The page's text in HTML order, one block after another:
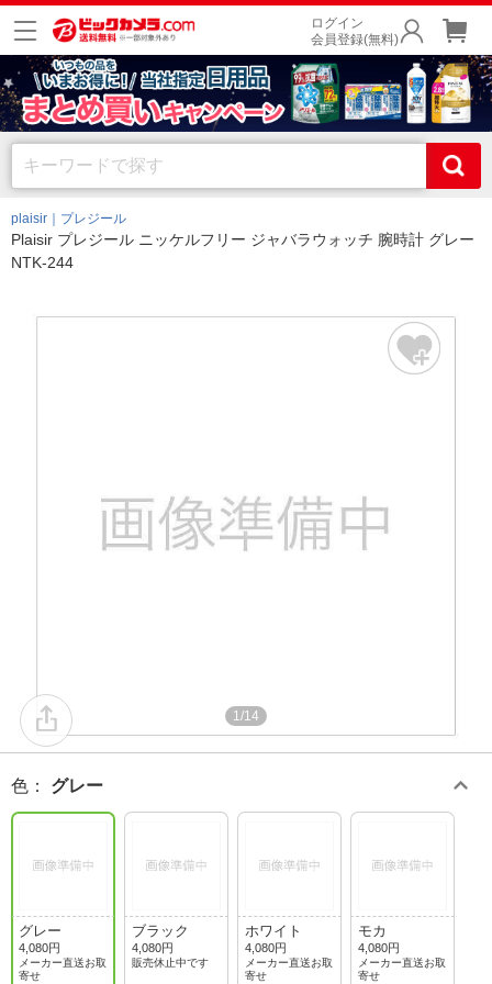
ログイン
会員登録(無料)
plaisir｜プレジール
Plaisir プレジール ニッケルフリー ジャバラウォッチ 腕時計 グレー
NTK-244
1/14
色 ： グレー
グレー
4,080円
メーカー直送お取
寄せ
ブラック
4,080円
販売休止中です
ホワイト
4,080円
メーカー直送お取
寄せ
モカ
4,080円
メーカー直送お取
寄せ